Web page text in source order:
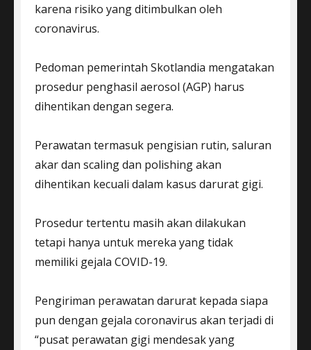
karena risiko yang ditimbulkan oleh
coronavirus.
Pedoman pemerintah Skotlandia mengatakan
prosedur penghasil aerosol (AGP) harus
dihentikan dengan segera.
Perawatan termasuk pengisian rutin, saluran
akar dan scaling dan polishing akan
dihentikan kecuali dalam kasus darurat gigi.
Prosedur tertentu masih akan dilakukan
tetapi hanya untuk mereka yang tidak
memiliki gejala COVID-19.
Pengiriman perawatan darurat kepada siapa
pun dengan gejala coronavirus akan terjadi di
“pusat perawatan gigi mendesak yang